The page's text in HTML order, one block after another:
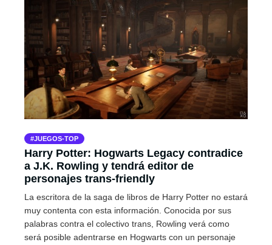
JUEGOS-TOP
Harry Potter: Hogwarts Legacy contradice
a J.K. Rowling y tendrá editor de
personajes trans-friendly
La escritora de la saga de libros de Harry Potter no estará
muy contenta con esta información. Conocida por sus
palabras contra el colectivo trans, Rowling verá como
será posible adentrarse en Hogwarts con un personaje